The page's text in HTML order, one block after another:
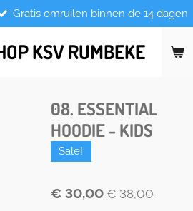
KSV RUMBEKE
Gratis omruilen binnen de 14 dagen
08. ESSENTIAL
HOODIE - KIDS
Sale!
€ 30,00 € 38,00